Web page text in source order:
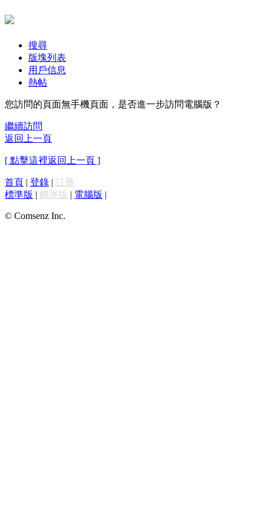
搜尋
版塊列表
用戶信息
熱帖
您訪問的頁面無手機頁面，是否進一步訪問電腦版？
繼續訪問
返回上一頁
[ 點擊這裡返回上一頁 ]
首頁 | 登錄 | 註冊
標準版 | 觸屏版 | 電腦版 |
© Comsenz Inc.